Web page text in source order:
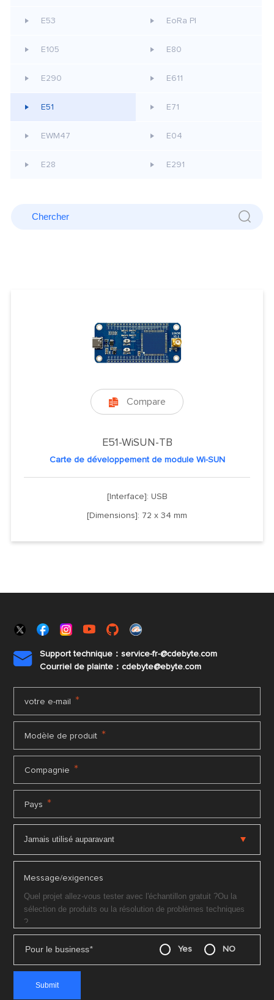
E53 EoRa PI
E105 E80
E290 E611
E51 E71
EWM47 E04
E28 E291
 Compare
E51-WiSUN-TB
Carte de développement de module Wi-SUN
[Interface]: USB
[Dimensions]: 72 x 34 mm

Support technique：service-fr-@cdebyte.com
Courriel de plainte：cdebyte@ebyte.com
votre e-mail *
Modèle de produit *
Compagnie *
Pays *
Message/exigences
Pour le business* Yes NO